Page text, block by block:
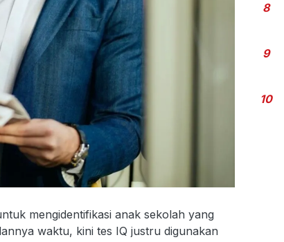
mengidentifikasi anak sekolah yang
waktu, kini tes IQ justru digunakan
8
9
10